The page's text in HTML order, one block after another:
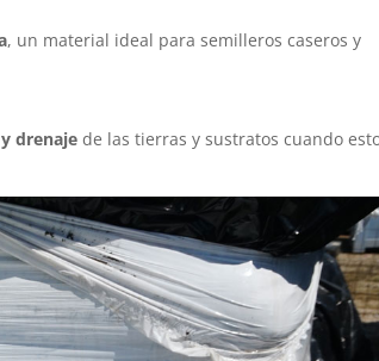
, un material ideal para semilleros caseros y
drenaje de las tierras y sustratos cuando